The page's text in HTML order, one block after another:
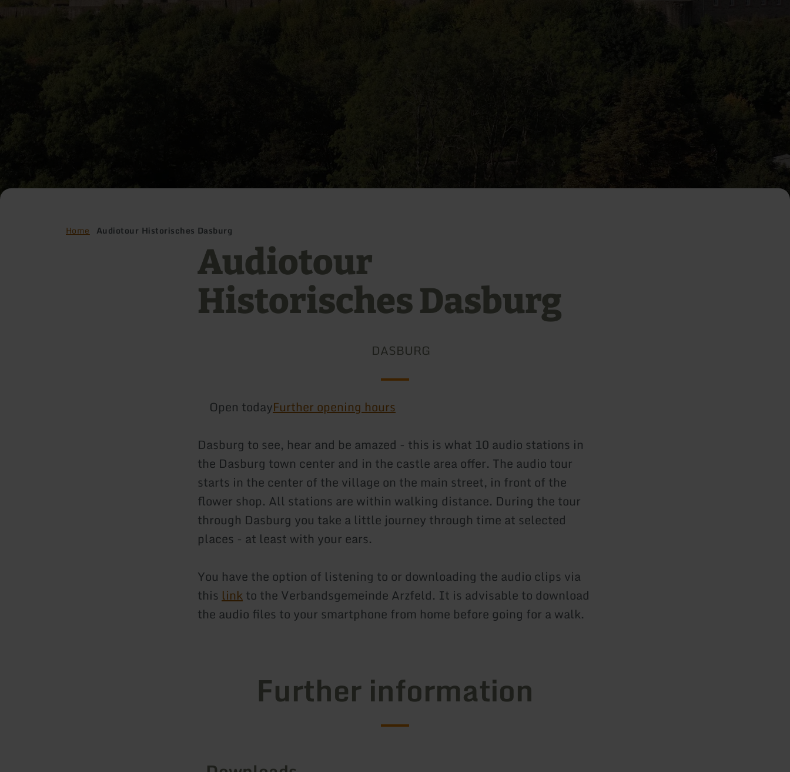
Home Audiotour Historisches Dasburg
Audiotour
Historisches Dasburg
DASBURG
Open todayFurther opening hours
Dasburg to see, hear and be amazed - this is what 10 audio stations in
the Dasburg town center and in the castle area offer. The audio tour
starts in the center of the village on the main street, in front of the
flower shop. All stations are within walking distance. During the tour
through Dasburg you take a little journey through time at selected
places - at least with your ears.
You have the option of listening to or downloading the audio clips via
this linkto the Verbandsgemeinde Arzfeld. It is advisable to download
the audio files to your smartphone from home before going for a walk.
Further information